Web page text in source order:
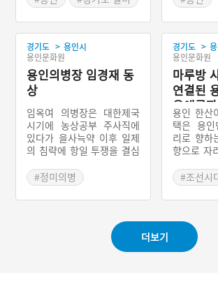
근다. 오이지는 한여름 잃었
던 입맛을 돋아주는 소박 하
면서도 편안한 음식이다.
#경기도
경기도 > 용인시
용인문화원
용인의병장 임경재 동
상
임옥여 의병장은 대한제국
시기에 농상공부 주사직에
있다가 을사늑약 이후 일제
의 침략에 항일 투쟁을 결심
는 정미의병기에 이천에서
의병을 조직하여 항일 투쟁
을 전개하다가 일제에 체포
었다. 임옥여 의병장의 동상
은 그의 뜻을 기려 용인시민
의 정성과 후손들의 노력으
#정미의병
경기도 >
용인문화원
마루방
연결된
음애공
용인 한산
택은 용인
리로 향하
향으로 자
올린 이자
집이라 전
사화 때
학문에 전
집은 제사
사랑채, 안
#조선시
더보기